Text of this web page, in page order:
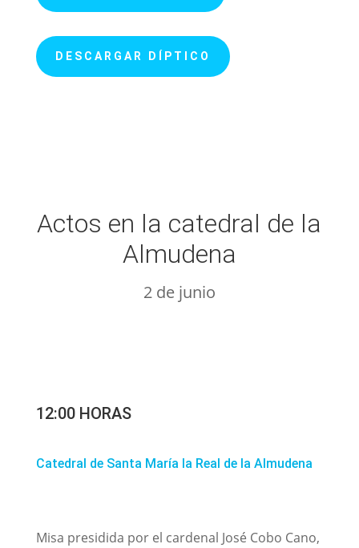
DESCARGAR DÍPTICO
Actos en la catedral de la
Almudena
2 de junio
12:00 HORAS
Catedral de Santa María la Real de la Almudena
Misa presidida por el cardenal José Cobo Cano,